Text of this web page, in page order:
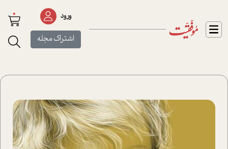
ورود
اشتراک مجله
0